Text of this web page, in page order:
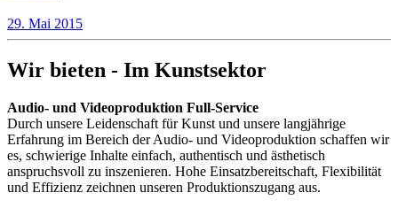
29. Mai 2015
Wir bieten - Im Kunstsektor
Audio- und Videoproduktion Full-Service
Durch unsere Leidenschaft für Kunst und unsere langjährige
Erfahrung im Bereich der Audio- und Videoproduktion schaffen wir
es, schwierige Inhalte einfach, authentisch und ästhetisch
anspruchsvoll zu inszenieren. Hohe Einsatzbereitschaft, Flexibilität
und Effizienz zeichnen unseren Produktionszugang aus.